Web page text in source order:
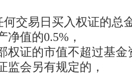
何交易日买入权证的总
净值的0.5%，
权证的市值不超过基金
监会另有规定的，